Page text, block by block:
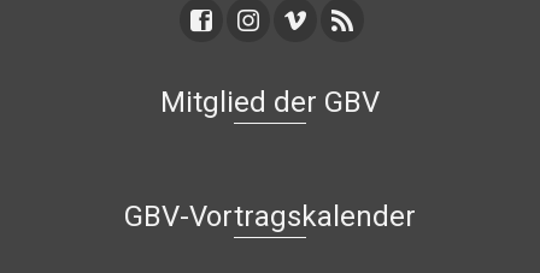
Mitglied der GBV
GBV-Vortragskalender